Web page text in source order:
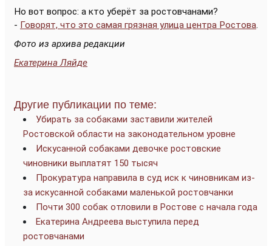
Но вот вопрос: а кто уберёт за ростовчанами?
- Говорят, что это самая грязная улица центра Ростова.
Фото из архива редакции
Екатерина Ляйде
Другие публикации по теме:
Убирать за собаками заставили жителей
Ростовской области на законодательном уровне
Искусанной собаками девочке ростовские
чиновники выплатят 150 тысяч
Прокуратура направила в суд иск к чиновникам из-
за искусанной собаками маленькой ростовчанки
Почти 300 собак отловили в Ростове с начала года
Екатерина Андреева выступила перед
ростовчанами